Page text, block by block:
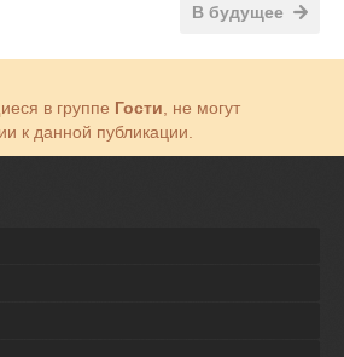
В будущее
в группе Гости , не могут
к данной публикации.